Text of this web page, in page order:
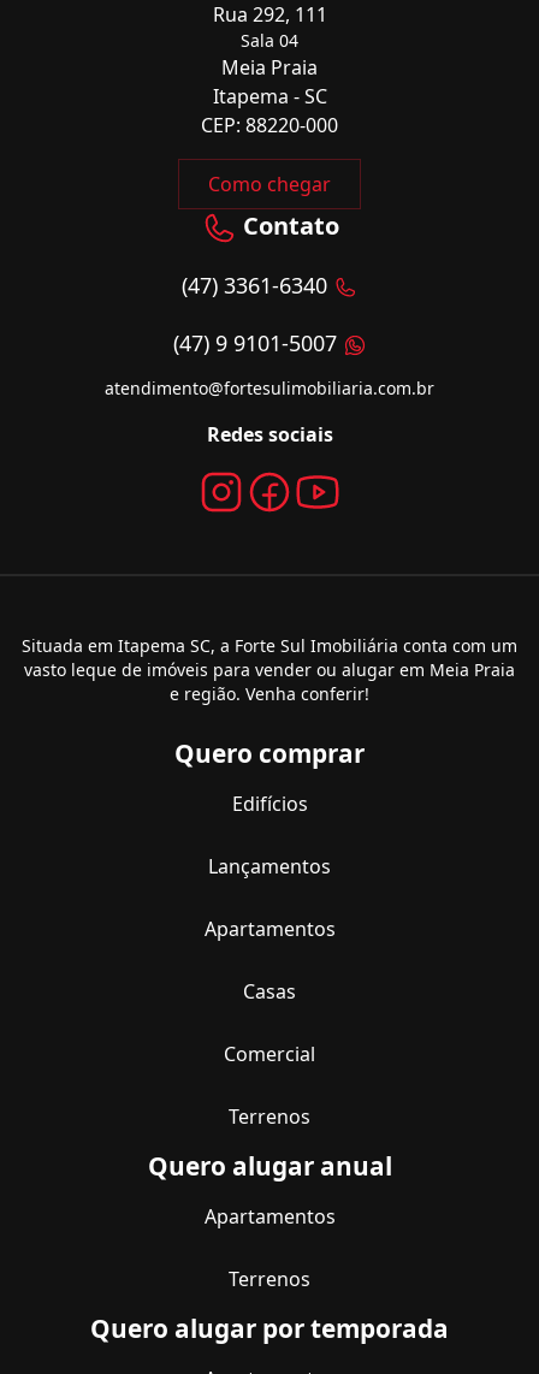
Rua 292, 111
Sala 04
Meia Praia
Itapema - SC
CEP: 88220-000
Como chegar
Contato
(47) 3361-6340
(47) 9 9101-5007
atendimento@fortesulimobiliaria.com.br
Redes sociais
Situada em Itapema SC, a Forte Sul Imobiliária conta com um
vasto leque de imóveis para vender ou alugar em Meia Praia
e região. Venha conferir!
Quero comprar
Edifícios
Lançamentos
Apartamentos
Casas
Comercial
Terrenos
Quero alugar anual
Apartamentos
Terrenos
Quero alugar por temporada